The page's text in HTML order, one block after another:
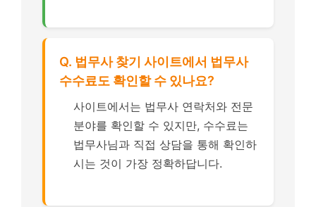
Q. 법무사 찾기 사이트에서 법무사
수수료도 확인할 수 있나요?
사이트에서는 법무사 연락처와 전문
분야를 확인할 수 있지만, 수수료는
법무사님과 직접 상담을 통해 확인하
시는 것이 가장 정확하답니다.